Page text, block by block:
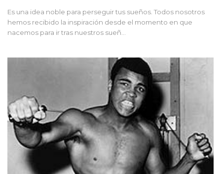
Es una idea noble para perseguir tus sueños. Todos nosotros
hemos recibido la inspiración desde el momento en que
nacemos para ir tras nuestros sueñ…